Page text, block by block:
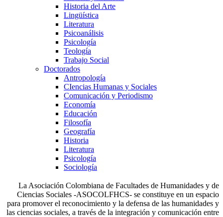
Historia del Arte
Lingüística
Literatura
Psicoanálisis
Psicología
Teología
Trabajo Social
Doctorados
Antropología
CIencias Humanas y Sociales
Comunicación y Periodismo
Economía
Educación
Filosofía
Geografía
Historia
Literatura
Psicología
Sociología
La Asociación Colombiana de Facultades de Humanidades y de
Ciencias Sociales -ASOCOLFHCS- se constituye en un espacio
para promover el reconocimiento y la defensa de las humanidades y
las ciencias sociales, a través de la integración y comunicación entre